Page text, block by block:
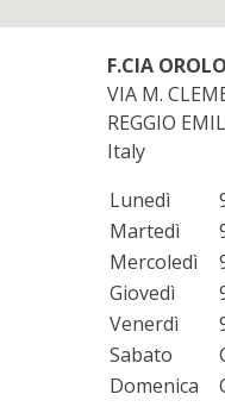
F.CIA
VIA M.
REGGIO
Italy
Lunedì
Martedì
Mercoledì
Giovedì
Venerdì
Sabato
Domenica